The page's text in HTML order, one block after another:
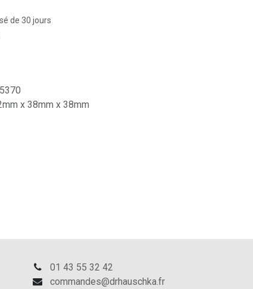
de 30 jours
x 38mm x 38mm
01 43 55 32 42
commandes@drhauschka.fr